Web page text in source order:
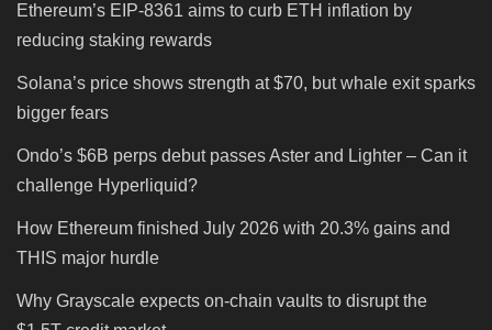
Ethereum’s EIP-8361 aims to curb ETH inflation by
reducing staking rewards
Solana’s price shows strength at $70, but whale exit sparks
bigger fears
Ondo’s $6B perps debut passes Aster and Lighter – Can it
challenge Hyperliquid?
How Ethereum finished July 2026 with 20.3% gains and
THIS major hurdle
Why Grayscale expects on-chain vaults to disrupt the